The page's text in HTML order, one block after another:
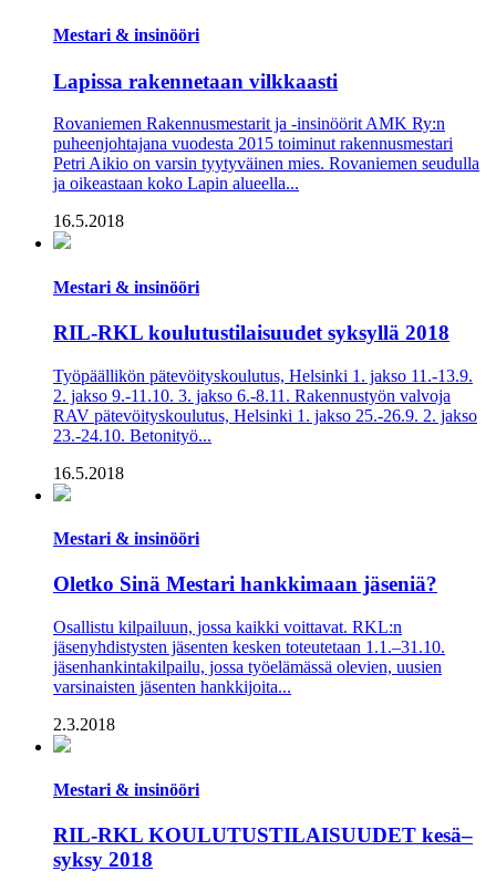
Mestari & insinööri
Lapissa rakennetaan vilkkaasti
Rovaniemen Rakennusmestarit ja -insinöörit AMK Ry:n
puheenjohtajana vuodesta 2015 toiminut rakennusmestari
Petri Aikio on varsin tyytyväinen mies. Rovaniemen seudulla
ja oikeastaan koko Lapin alueella...
16.5.2018
Mestari & insinööri
RIL-RKL koulutustilaisuudet syksyllä 2018
Työpäällikön pätevöityskoulutus, Helsinki 1. jakso 11.-13.9.
2. jakso 9.-11.10. 3. jakso 6.-8.11. Rakennustyön valvoja
RAV pätevöityskoulutus, Helsinki 1. jakso 25.-26.9. 2. jakso
23.-24.10. Betonityö...
16.5.2018
Mestari & insinööri
Oletko Sinä Mestari hankkimaan jäseniä?
Osallistu kilpailuun, jossa kaikki voittavat. RKL:n
jäsenyhdistysten jäsenten kesken toteutetaan 1.1.–31.10.
jäsenhankintakilpailu, jossa työelämässä olevien, uusien
varsinaisten jäsenten hankkijoita...
2.3.2018
Mestari & insinööri
RIL-RKL KOULUTUSTILAISUUDET kesä–
syksy 2018